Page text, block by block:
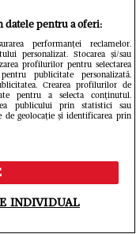
Covasa și
datele pentru a oferi:
performanței reclamelor.
personalizat. Stocarea și/sau
profilurilor pentru selectarea
publicitate personalizată.
Crearea profilurilor de
pentru a selecta conținutul.
publicului prin statistici sau
de geolocație și identificarea prin
INDIVIDUAL